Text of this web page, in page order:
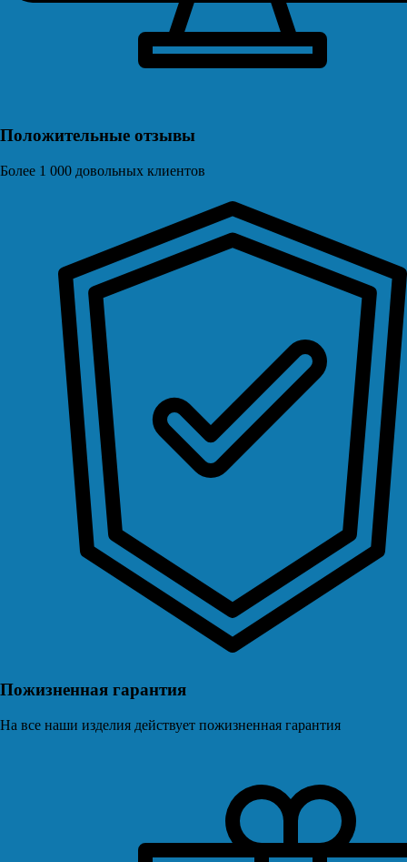
Положительные отзывы
Более 1 000 довольных клиентов
Пожизненная гарантия
На все наши изделия действует пожизненная гарантия